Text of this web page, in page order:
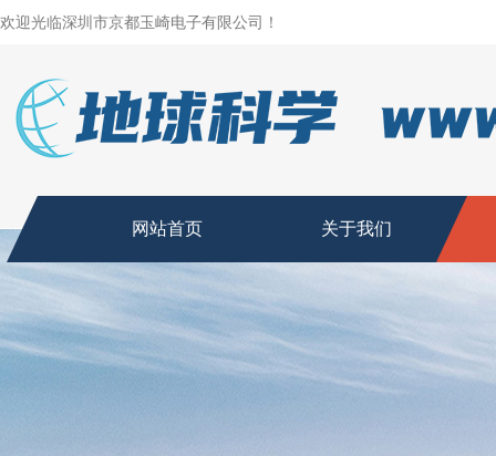
欢迎光临深圳市京都玉崎电子有限公司！
网站首页 关于我们